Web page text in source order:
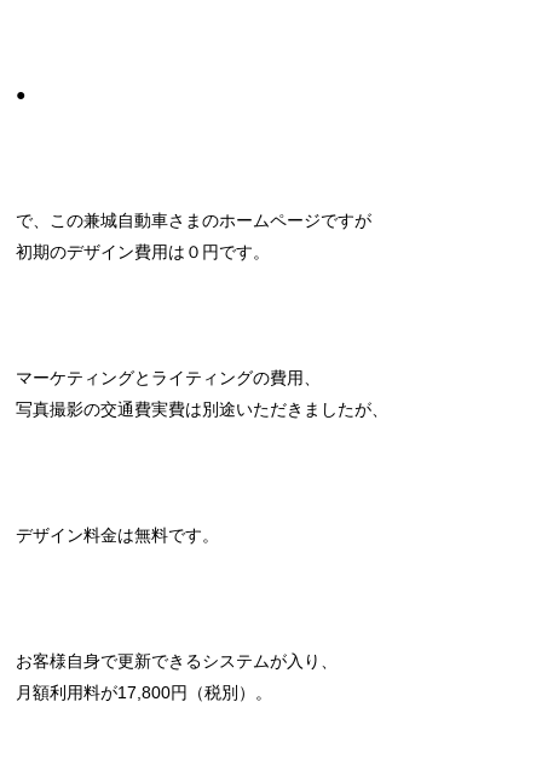
●
で、この兼城自動車さまのホームページですが
初期のデザイン費用は０円です。
マーケティングとライティングの費用、
写真撮影の交通費実費は別途いただきましたが、
デザイン料金は無料です。
お客様自身で更新できるシステムが入り、
月額利用料が17,800円（税別）。